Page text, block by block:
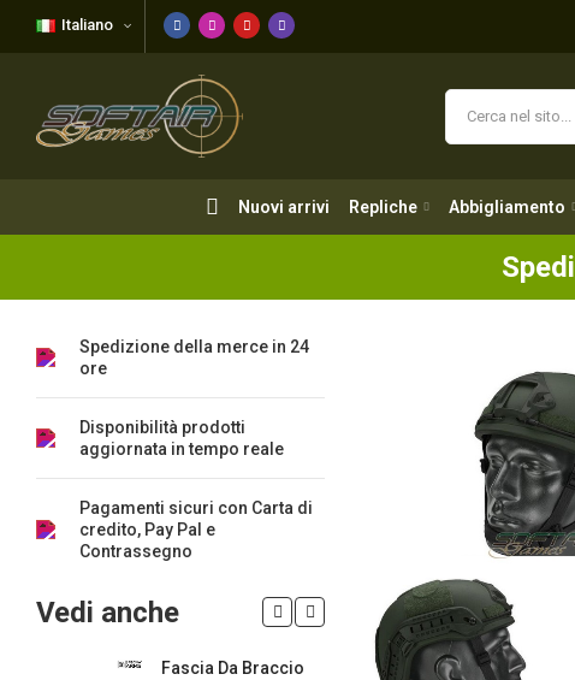
Italiano
Nuovi arrivi Repliche Abbigliamento
Nuovi arrivi
Spedizione della merce in 24
ore
Disponibilità prodotti
aggiornata in tempo reale
Pagamenti sicuri con Carta di
credito, Pay Pal e
Contrassegno
Vedi anche
Fascia Da Braccio
LIMITED